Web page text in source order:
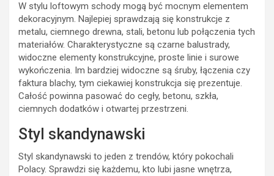
W stylu loftowym schody mogą być mocnym elementem
dekoracyjnym. Najlepiej sprawdzają się konstrukcje z
metalu, ciemnego drewna, stali, betonu lub połączenia tych
materiałów. Charakterystyczne są czarne balustrady,
widoczne elementy konstrukcyjne, proste linie i surowe
wykończenia. Im bardziej widoczne są śruby, łączenia czy
faktura blachy, tym ciekawiej konstrukcja się prezentuje.
Całość powinna pasować do cegły, betonu, szkła,
ciemnych dodatków i otwartej przestrzeni.
Styl skandynawski
Styl skandynawski to jeden z trendów, który pokochali
Polacy. Sprawdzi się każdemu, kto lubi jasne wnętrza,